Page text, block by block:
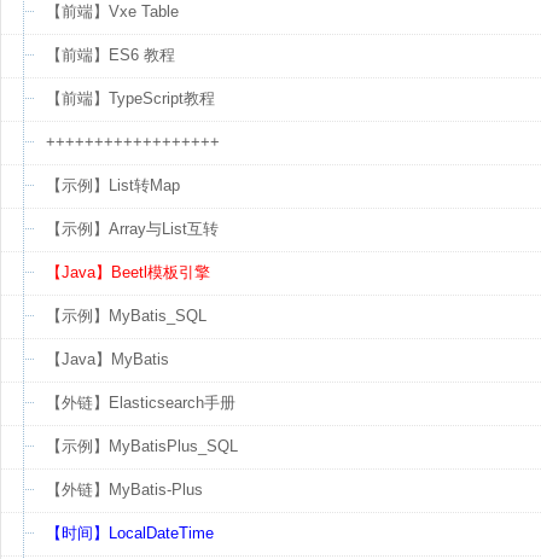
【前端】Vxe Table
【前端】ES6 教程
【前端】TypeScript教程
++++++++++++++++++
【示例】List转Map
【示例】Array与List互转
【Java】Beetl模板引擎
【示例】MyBatis_SQL
【Java】MyBatis
【外链】Elasticsearch手册
【示例】MyBatisPlus_SQL
【外链】MyBatis-Plus
【时间】LocalDateTime